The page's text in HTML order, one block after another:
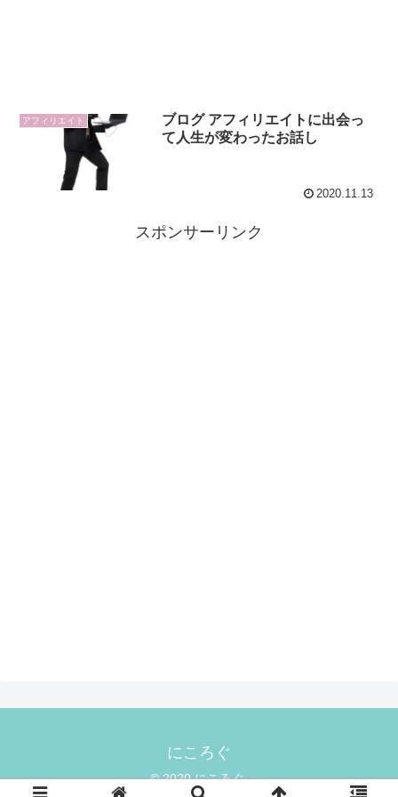
アフィリエイト
ブログ アフィリエイトに出会っ
て人生が変わったお話し
2020.11.13
スポンサーリンク
にころぐ
© 2020 にころぐ.